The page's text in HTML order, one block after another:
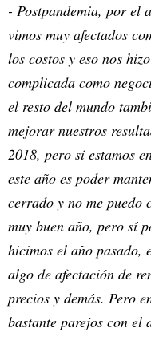
- Postpandemia, por el
vimos muy afectados
los costos y eso nos
complicada como
el resto del mundo
mejorar nuestros
2018, pero sí estamos
este año es poder
cerrado y no me puedo
muy buen año, pero sí
hicimos el año pasado,
algo de afectación de
precios y demás. Pero
bastante parejos con el